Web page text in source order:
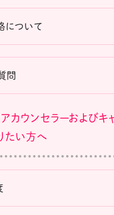
について
問
アカウンセラーおよびキ
たい方へ